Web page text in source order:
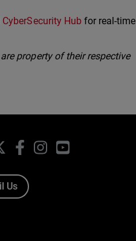
Hubfor real-time
property of their respective
Facebook
InstagramYouTube
Us